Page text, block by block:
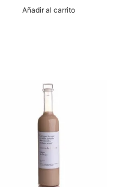
Añadir al carrito